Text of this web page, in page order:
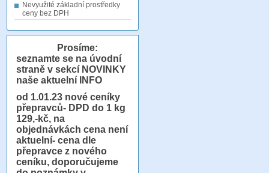
Nevyužité základní prostředky
ceny bez DPH
Prosíme:
seznamte se na úvodní
straně v sekcí NOVINKY
naše aktuelní INFO
od 1.01.23 nové ceníky
přepravců- DPD do 1 kg
129,-kč, na
objednávkách cena není
aktuelní- cena dle
přepravce z nového
ceníku, doporučujeme